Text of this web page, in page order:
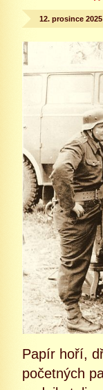
12. prosince 2025
Papír hoří,
početných